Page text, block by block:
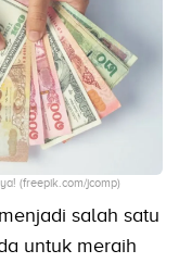
(freepik.com/jcomp)
salah satu
untuk meraih